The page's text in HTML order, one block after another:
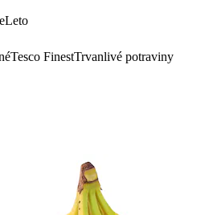
Leto
Tesco FinestTrvanlivé potraviny